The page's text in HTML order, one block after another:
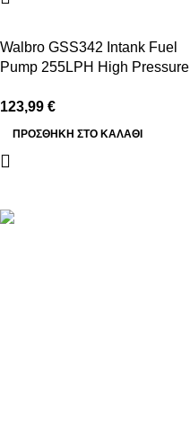
Walbro GSS342 Intank Fuel
Pump 255LPH High Pressure
123,99 €
ΠΡΟΣΘΉΚΗ ΣΤΟ ΚΑΛΆΘΙ